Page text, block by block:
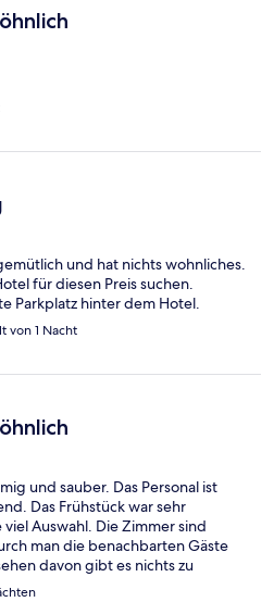
und hat nichts wohnliches.
für diesen Preis suchen.
Parkplatz hinter dem Hotel.
von 1 Nacht
und sauber. Das Personal ist
Das Frühstück war sehr
Auswahl. Die Zimmer sind
man die benachbarten Gäste
davon gibt es nichts zu